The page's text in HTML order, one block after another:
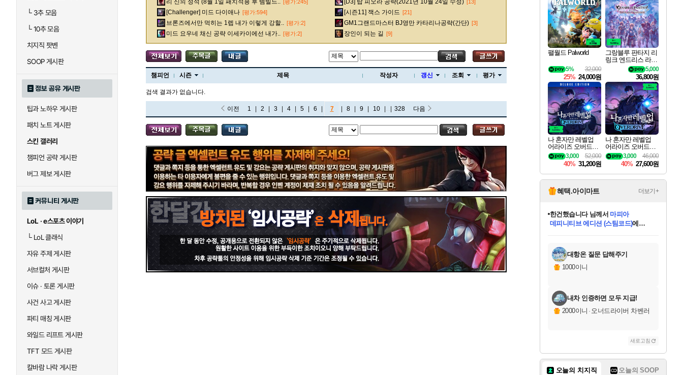
└3추 모음
└10추 모음
치지직 팟벤
SOOP 게시판
정보 공유 게시판
팁과 노하우 게시판
패치 노트 게시판
스킨 갤러리
챔피언 공략 게시판
버그 제보 게시판
커뮤니티 게시판
LoL · e스포츠 이야기
└LoL 클래식
자유 주제 게시판
서브컬처 게시판
이슈 · 토론 게시판
사건 사고 게시판
파티 매칭 게시판
와일드 리프트 게시판
TFT 모드 게시판
칼바람 나락 게시판
말자하 말파이트 멜 모데카이저 모르가나 문도 박사 미스 포츈
바이 베이가 베인 벡스 벨베스 벨코즈 볼리베어 브라움 브라이어 브랜드
블리츠크랭크 비에고 빅토르 뽀삐 사미라 사이온 사일러스 샤코
세라핀 세주아니 세트 소나 소라카 쉔 쉬바나 스몰더 스웨인 스카너
시비르 신 짜오 신드라 신지드 쓰레쉬 아리 아무무 아우렐리온 솔 아이번 아지르
아칼리 아크샨 아트록스 아펠리오스 알리스타 암베사 애니 애니비아 애쉬 야스오
에코 엘리스 오공 오로라 오른 오리아나 올라프 요네 요릭 우디르
리 신의 정석 (8월 1일 패치적용 후 템빌드.. [평가:245]
[Challenger] 미드 다이애나 [평가:594]
브론즈에서만 먹히는 1렙 내가 이렇게 강할.. [평가:2]
미드 요우네 채신 공략 이세카이에선 내가.. [평가:2]
[D3] 탑 피오라 공략(2021년 10월 24일 수정) [13]
[시즌11] 잭스 가이드 [21]
GM1그랜드마스터 BJ영만 카타리나공략(간단) [3]
장인이 되는 길 [9]
챔피언 시즌 제목 작성자 갱신 조회 평가
검색 결과가 없습니다.
이전 1 2 3 4 5 6 7 8 9 10 ... 328 다음
팰월드 Palworld
32,000
5%
25% 24,000원
그랑블루 판타지 리
링크 엔드리스 라그
나로크 업그레이드
킷 Granblue Fantasy
Relink Endless Ragn
arok Upgrade Kit DL
C
5,000
36,800원
나 혼자만 레벨업
어라이즈 오버드라
이브 디럭스 에디션
Solo Leveling Arise
Overdrive Deluxe Edi
tion
52,000
3,000
40% 31,200원
나 혼자만 레벨업
어라이즈 오버드라
이브 Solo Leveling A
rise
46,000
3,000
40% 27,600원
혜택.아이마트 더보기+
교환.
당첨되셨습니다.
당첨되셨습니다.
당첨되셨습니다.
프로틴스101님께서네이버페이 1만원
교환권 에 당첨되셨습니다.
당첨되셨습니다.
당첨되셨습니다.
당첨되셨습니다.
당첨되셨습니다.
에디션 (스팀코드)를 교환.
당첨되셨습니다.
대항온 질문 답해주기
1000이니
내차 인증하면 모두 지급!
2000이니 · 오너드라이버 차벤러
새로고침
오늘의 치지직 오늘의 SOOP